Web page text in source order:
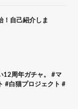
！自己紹介しま
12周年ガチャ。 #マ
#白猫プロジェクト #